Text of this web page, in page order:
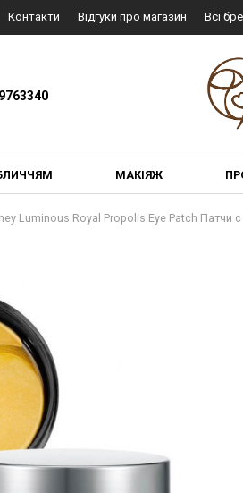
Контакти Відгуки про магазин Всі
МАКІЯЖ
Luminous Royal Propolis Eye Patch Патчи